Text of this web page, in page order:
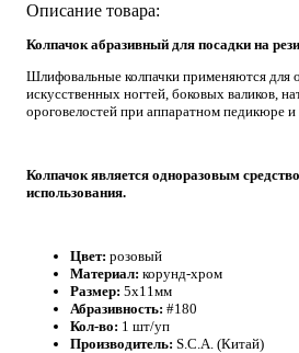
Описание товара:
Колпачок абразивный для посадки на
Шлифовальные колпачки применяются для
искусственных ногтей, боковых валиков,
ороговелостей при аппаратном педикюре
Колпачок является одноразовым
использования.
Цвет: розовый
Материал: корунд-хром
Размер: 5х11мм
Абразивность: #180
Кол-во: 1 шт/уп
Производитель: S.C.A. (Китай)